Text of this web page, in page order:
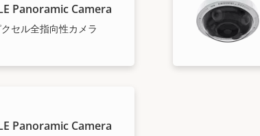
Panoramic Camera
セル全指向性カメラ
Panoramic Camera